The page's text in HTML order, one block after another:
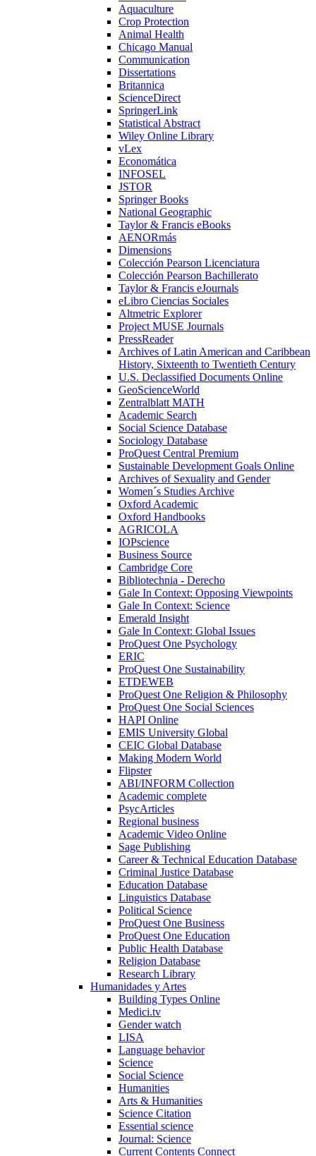
Aquaculture
Crop Protection
Animal Health
Chicago Manual
Communication
Dissertations
Britannica
ScienceDirect
SpringerLink
Statistical Abstract
Wiley Online Library
vLex
Economática
INFOSEL
JSTOR
Springer Books
National Geographic
Taylor & Francis eBooks
AENORmás
Dimensions
Colección Pearson Licenciatura
Colección Pearson Bachillerato
Taylor & Francis eJournals
eLibro Ciencias Sociales
Altmetric Explorer
Project MUSE Journals
PressReader
Archives of Latin American and Caribbean
History, Sixteenth to Twentieth Century
U.S. Declassified Documents Online
GeoScienceWorld
Zentralblatt MATH
Academic Search
Social Science Database
Sociology Database
ProQuest Central Premium
Sustainable Development Goals Online
Archives of Sexuality and Gender
Women´s Studies Archive
Oxford Academic
Oxford Handbooks
AGRICOLA
IOPscience
Business Source
Cambridge Core
Bibliotechnia - Derecho
Gale In Context: Opposing Viewpoints
Gale In Context: Science
Emerald Insight
Gale In Context: Global Issues
ProQuest One Psychology
ERIC
ProQuest One Sustainability
ETDEWEB
ProQuest One Religion & Philosophy
ProQuest One Social Sciences
HAPI Online
EMIS University Global
CEIC Global Database
Making Modern World
Flipster
ABI/INFORM Collection
Academic complete
PsycArticles
Regional business
Academic Video Online
Sage Publishing
Career & Technical Education Database
Criminal Justice Database
Education Database
Linguistics Database
Political Science
ProQuest One Business
ProQuest One Education
Public Health Database
Religion Database
Research Library
Humanidades y Artes
Building Types Online
Medici.tv
Gender watch
LISA
Language behavior
Science
Social Science
Humanities
Arts & Humanities
Science Citation
Essential science
Journal: Science
Current Contents Connect